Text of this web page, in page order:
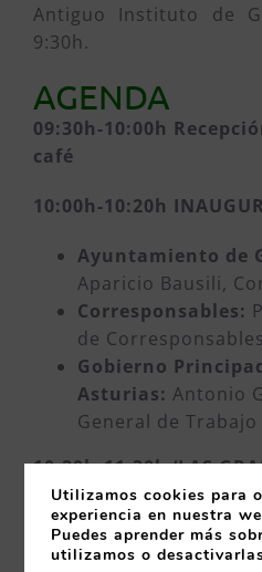
Antiguo Instituto de
9:30h.
AGENDA
09:30h-10:00h
café
10:00h-10:20h
Ayuntamiento de
Aparicio Bausili,
Corresponsables:
de
Gobierno
Asturias: Antonio
General de Trabajo
10:20h-11:30h ‘LAS
REFLEXIONAN SOBRE
RESPONSABLE Y LA
DE LA RSE’
Utilizamos cookies para
experiencia en nuestra
Puedes aprender más
utilizamos o